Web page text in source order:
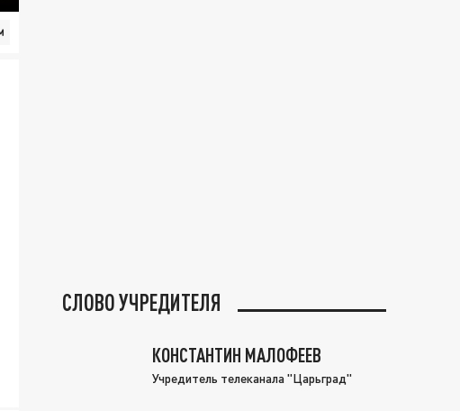
СЛОВО УЧРЕДИТЕЛЯ
КОНСТАНТИН МАЛОФЕЕВ
Учредитель телеканала "Царьград"